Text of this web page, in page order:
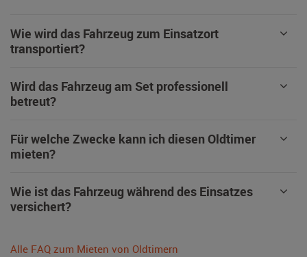
Wie wird das Fahrzeug zum Einsatzort
transportiert?
Wird das Fahrzeug am Set professionell
betreut?
Für welche Zwecke kann ich diesen Oldtimer
mieten?
Wie ist das Fahrzeug während des Einsatzes
versichert?
Alle FAQ zum Mieten von Oldtimern